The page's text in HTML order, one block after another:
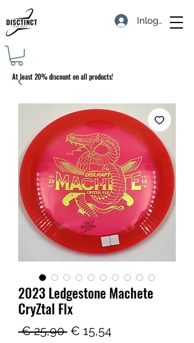
Inloggen
At least 20% discount on all products!
2023 Ledgestone Machete
CryZtal Flx
€ 25,90 Normale
€ 15,54